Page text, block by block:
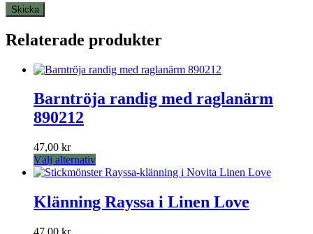
Relaterade produkter
Barntröja randig med raglanärm
890212
47,00 kr
Välj alternativDen
här
har
flera
Klänning Rayssa i Linen Love